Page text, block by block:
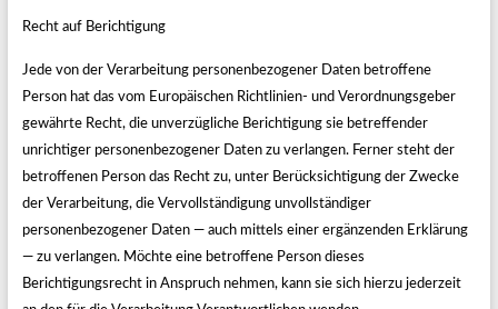
Recht auf Berichtigung
Jede von der Verarbeitung personenbezogener Daten betroffene
Person hat das vom Europäischen Richtlinien- und Verordnungsgeber
gewährte Recht, die unverzügliche Berichtigung sie betreffender
unrichtiger personenbezogener Daten zu verlangen. Ferner steht der
betroffenen Person das Recht zu, unter Berücksichtigung der Zwecke
der Verarbeitung, die Vervollständigung unvollständiger
personenbezogener Daten — auch mittels einer ergänzenden Erklärung
— zu verlangen. Möchte eine betroffene Person dieses
Berichtigungsrecht in Anspruch nehmen, kann sie sich hierzu jederzeit